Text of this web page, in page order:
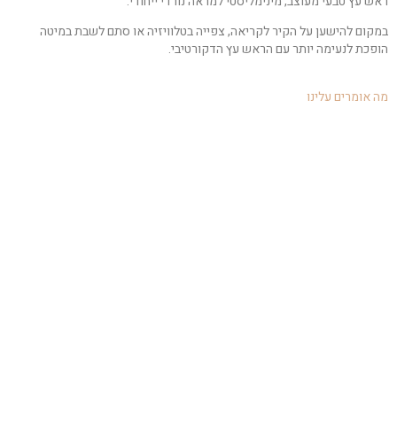
במקום להישען על הקיר לקריאה, צפייה בטלוויזיה או סתם לשבת במיטה
הופכת לנעימה יותר עם הראש עץ הדקורטיבי.
מה אומרים עלינו